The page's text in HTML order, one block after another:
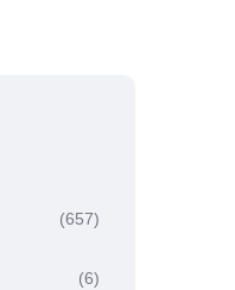
(657)
(6)